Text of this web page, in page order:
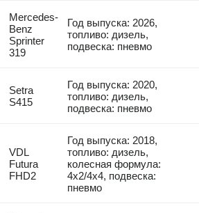
Mercedes-
Benz
Sprinter
319
Год выпуска: 2026,
топливо: дизель,
подвеска: пневмо
Setra
S415
Год выпуска: 2020,
топливо: дизель,
подвеска: пневмо
VDL
Futura
FHD2
Год выпуска: 2018,
топливо: дизель,
колесная формула:
4x2/4x4, подвеска:
пневмо